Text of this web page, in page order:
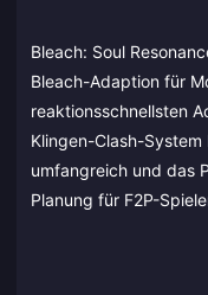
Bleach: Soul
Bleach-Adaption für
reaktionsschnellsten
Klingen-Clash-
umfangreich und das
Planung für F2P-